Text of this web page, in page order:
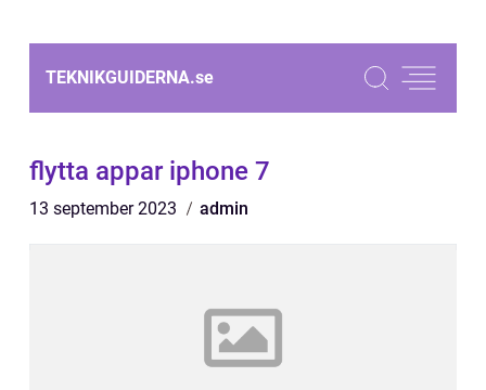
TEKNIKGUIDERNA.se
flytta appar iphone 7
13 september 2023 admin